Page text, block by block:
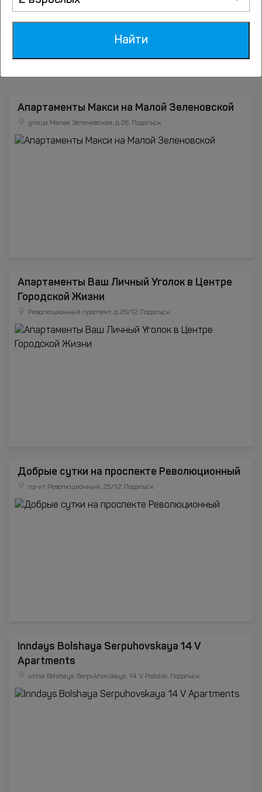
Апартаменты Макси на Малой Зеленовской
улица Малая Зеленовская, д.26, Подольск
Апартаменты Ваш Личный Уголок в Центре
Городской Жизни
Революционный проспект, д.25/12, Подольск
Добрые сутки на проспекте Революционный
пр-кт Революционный, 25/12, Подольск
Inndays Bolshaya Serpuhovskaya 14 V
Apartments
ulitsa Bolshaya Serpukhovskaya, 14 V, Podolsk, Подольск
Найти